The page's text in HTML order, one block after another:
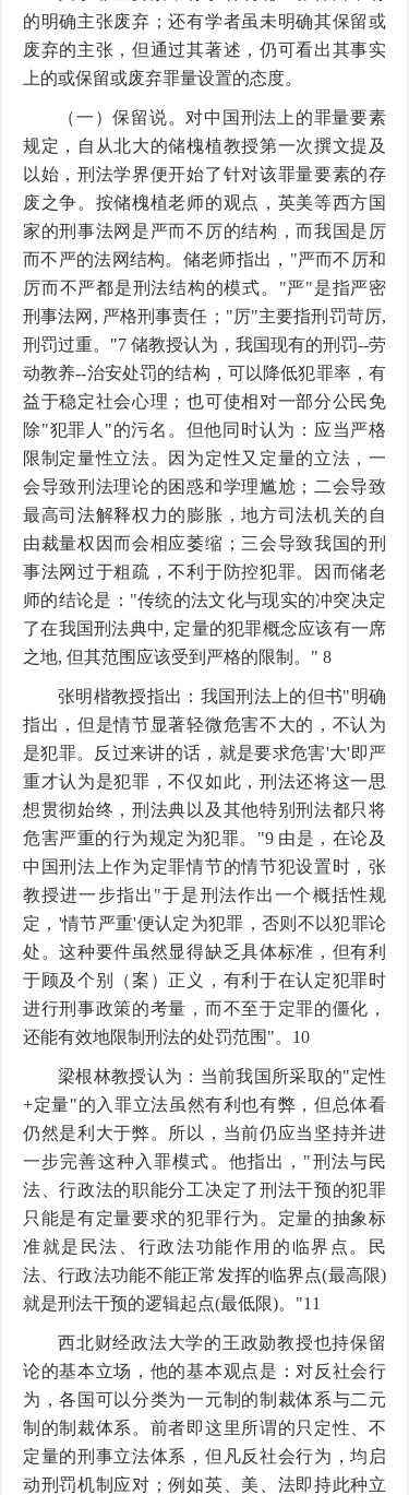
的明确主张废弃；还有学者虽未明确其保留或
废弃的主张，但通过其著述，仍可看出其事实
上的或保留或废弃罪量设置的态度。
（一）保留说。对中国刑法上的罪量要素
规定，自从北大的储槐植教授第一次撰文提及
以始，刑法学界便开始了针对该罪量要素的存
废之争。按储槐植老师的观点，英美等西方国
家的刑事法网是严而不厉的结构，而我国是厉
而不严的法网结构。储老师指出，"严而不厉和
厉而不严都是刑法结构的模式。"严"是指严密
刑事法网, 严格刑事责任；"厉"主要指刑罚苛厉,
刑罚过重。"7 储教授认为，我国现有的刑罚--劳
动教养--治安处罚的结构，可以降低犯罪率，有
益于稳定社会心理；也可使相对一部分公民免
除"犯罪人"的污名。但他同时认为：应当严格
限制定量性立法。因为定性又定量的立法，一
会导致刑法理论的困惑和学理尴尬；二会导致
最高司法解释权力的膨胀，地方司法机关的自
由裁量权因而会相应萎缩；三会导致我国的刑
事法网过于粗疏，不利于防控犯罪。因而储老
师的结论是："传统的法文化与现实的冲突决定
了在我国刑法典中, 定量的犯罪概念应该有一席
之地, 但其范围应该受到严格的限制。" 8
张明楷教授指出：我国刑法上的但书"明确
指出，但是情节显著轻微危害不大的，不认为
是犯罪。反过来讲的话，就是要求危害'大'即严
重才认为是犯罪，不仅如此，刑法还将这一思
想贯彻始终，刑法典以及其他特别刑法都只将
危害严重的行为规定为犯罪。"9 由是，在论及
中国刑法上作为定罪情节的情节犯设置时，张
教授进一步指出"于是刑法作出一个概括性规
定，'情节严重'便认定为犯罪，否则不以犯罪论
处。这种要件虽然显得缺乏具体标准，但有利
于顾及个别（案）正义，有利于在认定犯罪时
进行刑事政策的考量，而不至于定罪的僵化，
还能有效地限制刑法的处罚范围"。10
梁根林教授认为：当前我国所采取的"定性
+定量"的入罪立法虽然有利也有弊，但总体看
仍然是利大于弊。所以，当前仍应当坚持并进
一步完善这种入罪模式。他指出，"刑法与民
法、行政法的职能分工决定了刑法干预的犯罪
只能是有定量要求的犯罪行为。定量的抽象标
准就是民法、行政法功能作用的临界点。民
法、行政法功能不能正常发挥的临界点(最高限)
就是刑法干预的逻辑起点(最低限)。"11
西北财经政法大学的王政勋教授也持保留
论的基本立场，他的基本观点是：对反社会行
为，各国可以分类为一元制的制裁体系与二元
制的制裁体系。前者即这里所谓的只定性、不
定量的刑事立法体系，但凡反社会行为，均启
动刑罚机制应对；例如英、美、法即持此种立